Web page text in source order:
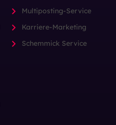
Multiposting-Service
Karriere-Marketing
Schemmick Service